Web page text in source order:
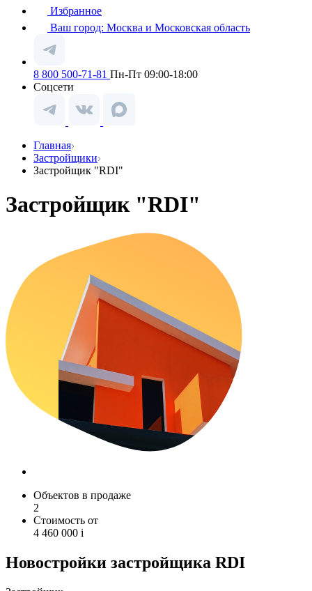
Избранное
Ваш город: Москва и Московская область
8 800 500-71-81 Пн-Пт 09:00-18:00
Соцсети
Главная
Застройщики
Застройщик "RDI"
Застройщик "RDI"
Объектов в продаже
2
Стоимость от
4 460 000 i
Новостройки застройщика RDI